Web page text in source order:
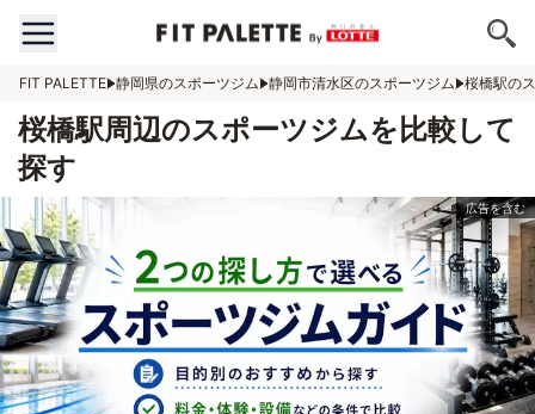
FIT PALETTE 静岡県のスポーツジム 静岡市清水区のスポーツジム 桜橋駅の
桜橋駅周辺のスポーツジムを比較して
探す